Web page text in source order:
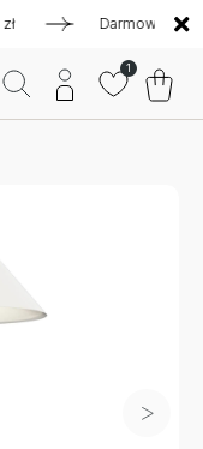
Darmowa dostawa
1